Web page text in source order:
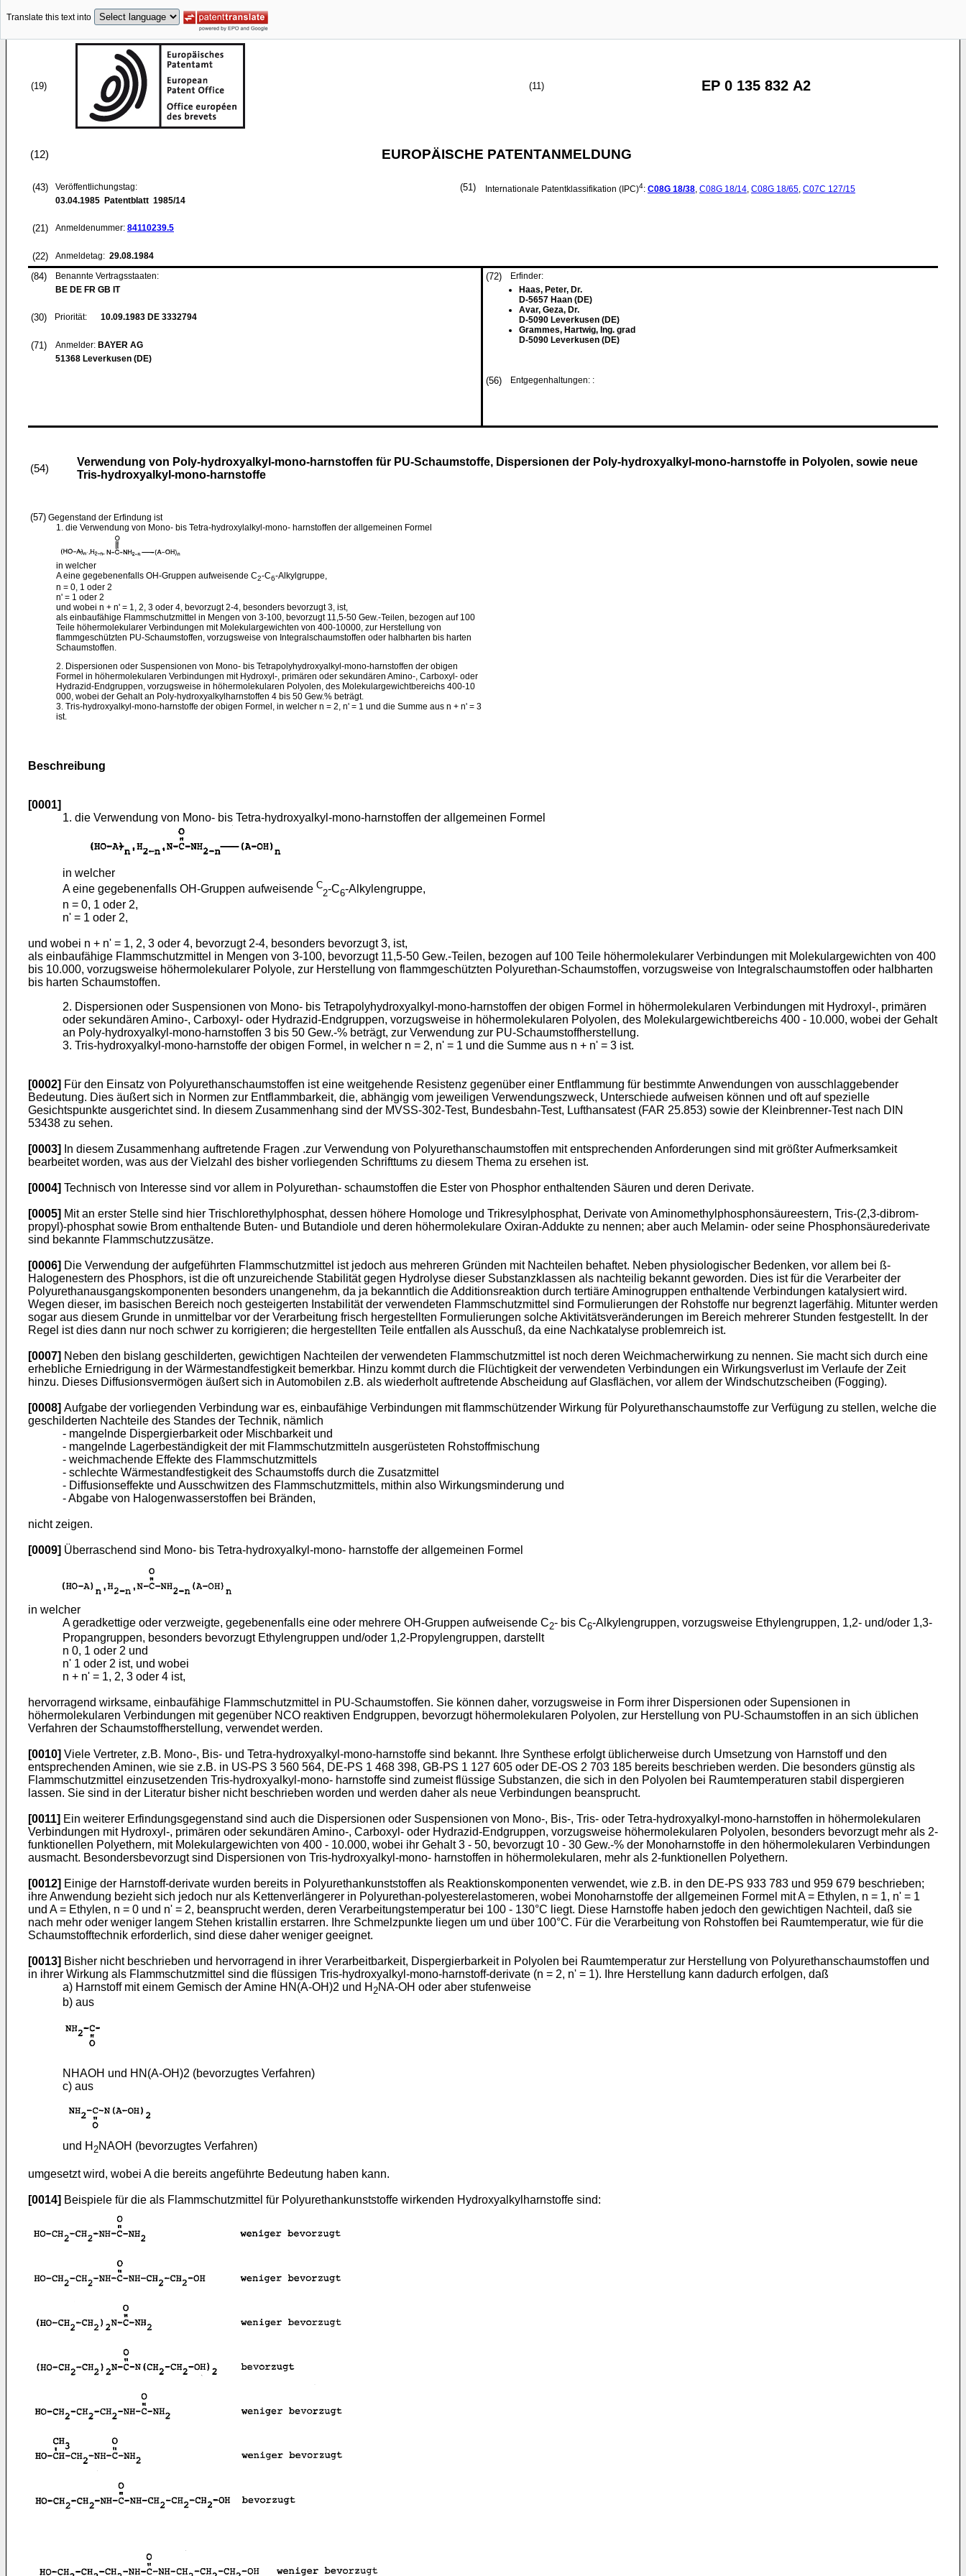
Translate this text into
(19) (11) EP 0 135 832 A2
(12) EUROPÄISCHE PATENTANMELDUNG
(43)
Veröffentlichungstag:
03.04.1985 Patentblatt 1985/14
(21) Anmeldenummer: 84110239.5
(22) Anmeldetag: 29.08.1984
(51) Internationale Patentklassifikation (IPC)4: C08G 18/38, C08G 18/14, C08G 18/65, C07C 127/15
(84)
Benannte Vertragsstaaten:
BE DE FR GB IT
(30) Priorität: 10.09.1983 DE 3332794
(71) Anmelder: BAYER AG
51368 Leverkusen (DE)
(72)
Erfinder:
Haas, Peter, Dr.
D-5657 Haan (DE)
Avar, Geza, Dr.
D-5090 Leverkusen (DE)
Grammes, Hartwig, Ing. grad
D-5090 Leverkusen (DE)
(56) Entgegenhaltungen: :
(54)
Verwendung von Poly-hydroxyalkyl-mono-harnstoffen für PU-Schaumstoffe, Dispersionen der Poly-hydroxyalkyl-mono-harnstoffe in Polyolen, sowie neue
Tris-hydroxyalkyl-mono-harnstoffe
(57) Gegenstand der Erfindung ist
1. die Verwendung von Mono- bis Tetra-hydroxylalkyl-mono- harnstoffen der allgemeinen Formel
in welcher
A eine gegebenenfalls OH-Gruppen aufweisende C2-C6-Alkylgruppe,
n = 0, 1 oder 2
n' = 1 oder 2
und wobei n + n' = 1, 2, 3 oder 4, bevorzugt 2-4, besonders bevorzugt 3, ist,
als einbaufähige Flammschutzmittel in Mengen von 3-100, bevorzugt 11,5-50 Gew.-Teilen, bezogen auf 100
Teile höhermolekularer Verbindungen mit Molekulargewichten von 400-10000, zur Herstellung von
flammgeschützten PU-Schaumstoffen, vorzugsweise von Integralschaumstoffen oder halbharten bis harten
Schaumstoffen.
2. Dispersionen oder Suspensionen von Mono- bis Tetrapolyhydroxyalkyl-mono-harnstoffen der obigen
Formel in höhermolekularen Verbindungen mit Hydroxyl-, primären oder sekundären Amino-, Carboxyl- oder
Hydrazid-Endgruppen, vorzugsweise in höhermolekularen Polyolen, des Molekulargewichtbereichs 400-10
000, wobei der Gehalt an Poly-hydroxyalkylharnstoffen 4 bis 50 Gew.% beträgt.
3. Tris-hydroxyalkyl-mono-harnstoffe der obigen Formel, in welcher n = 2, n' = 1 und die Summe aus n + n' = 3
ist.
Beschreibung
[0001]
1. die Verwendung von Mono- bis Tetra-hydroxyalkyl-mono-harnstoffen der allgemeinen Formel
in welcher
A eine gegebenenfalls OH-Gruppen aufweisende C
2-C6-Alkylengruppe,
n = 0, 1 oder 2,
n' = 1 oder 2,
und wobei n + n' = 1, 2, 3 oder 4, bevorzugt 2-4, besonders bevorzugt 3, ist,
als einbaufähige Flammschutzmittel in Mengen von 3-100, bevorzugt 11,5-50 Gew.-Teilen, bezogen auf 100 Teile höhermolekularer Verbindungen mit Molekulargewichten von 400
bis 10.000, vorzugsweise höhermolekularer Polyole, zur Herstellung von flammgeschützten Polyurethan-Schaumstoffen, vorzugsweise von Integralschaumstoffen oder halbharten
bis harten Schaumstoffen.
2. Dispersionen oder Suspensionen von Mono- bis Tetrapolyhydroxyalkyl-mono-harnstoffen der obigen Formel in höhermolekularen Verbindungen mit Hydroxyl-, primären
oder sekundären Amino-, Carboxyl- oder Hydrazid-Endgruppen, vorzugsweise in höhermolekularen Polyolen, des Molekulargewichtbereichs 400 - 10.000, wobei der Gehalt
an Poly-hydroxyalkyl-mono-harnstoffen 3 bis 50 Gew.-% beträgt, zur Verwendung zur PU-Schaumstoffherstellung.
3. Tris-hydroxyalkyl-mono-harnstoffe der obigen Formel, in welcher n = 2, n' = 1 und die Summe aus n + n' = 3 ist.
[0002] Für den Einsatz von Polyurethanschaumstoffen ist eine weitgehende Resistenz gegenüber einer Entflammung für bestimmte Anwendungen von ausschlaggebender
Bedeutung. Dies äußert sich in Normen zur Entflammbarkeit, die, abhängig vom jeweiligen Verwendungszweck, Unterschiede aufweisen können und oft auf spezielle
Gesichtspunkte ausgerichtet sind. In diesem Zusammenhang sind der MVSS-302-Test, Bundesbahn-Test, Lufthansatest (FAR 25.853) sowie der Kleinbrenner-Test nach DIN
53438 zu sehen.
[0003]
In diesem Zusammenhang auftretende Fragen .zur Verwendung von Polyurethanschaumstoffen mit entsprechenden Anforderungen sind mit größter Aufmerksamkeit
bearbeitet worden, was aus der Vielzahl des bisher vorliegenden Schrifttums zu diesem Thema zu ersehen ist.
[0004] Technisch von Interesse sind vor allem in Polyurethan- schaumstoffen die Ester von Phosphor enthaltenden Säuren und deren Derivate.
[0005] Mit an erster Stelle sind hier Trischlorethylphosphat, dessen höhere Homologe und Trikresylphosphat, Derivate von Aminomethylphosphonsäureestern, Tris-(2,3-dibrom-
propyl)-phosphat sowie Brom enthaltende Buten- und Butandiole und deren höhermolekulare Oxiran-Addukte zu nennen; aber auch Melamin- oder seine Phosphonsäurederivate
sind bekannte Flammschutzzusätze.
[0006] Die Verwendung der aufgeführten Flammschutzmittel ist jedoch aus mehreren Gründen mit Nachteilen behaftet. Neben physiologischer Bedenken, vor allem bei ß-
Halogenestern des Phosphors, ist die oft unzureichende Stabilität gegen Hydrolyse dieser Substanzklassen als nachteilig bekannt geworden. Dies ist für die Verarbeiter der
Polyurethanausgangskomponenten besonders unangenehm, da ja bekanntlich die Additionsreaktion durch tertiäre Aminogruppen enthaltende Verbindungen katalysiert wird.
Wegen dieser, im basischen Bereich noch gesteigerten Instabilität der verwendeten Flammschutzmittel sind Formulierungen der Rohstoffe nur begrenzt lagerfähig. Mitunter werden
sogar aus diesem Grunde in unmittelbar vor der Verarbeitung frisch hergestellten Formulierungen solche Aktivitätsveränderungen im Bereich mehrerer Stunden festgestellt. In der
Regel ist dies dann nur noch schwer zu korrigieren; die hergestellten Teile entfallen als Ausschuß, da eine Nachkatalyse problemreich ist.
[0007] Neben den bislang geschilderten, gewichtigen Nachteilen der verwendeten Flammschutzmittel ist noch deren Weichmacherwirkung zu nennen. Sie macht sich durch eine
erhebliche Erniedrigung in der Wärmestandfestigkeit bemerkbar. Hinzu kommt durch die Flüchtigkeit der verwendeten Verbindungen ein Wirkungsverlust im Verlaufe der Zeit
hinzu. Dieses Diffusionsvermögen äußert sich in Automobilen z.B. als wiederholt auftretende Abscheidung auf Glasflächen, vor allem der Windschutzscheiben (Fogging).
[0008] Aufgabe der vorliegenden Verbindung war es, einbaufähige Verbindungen mit flammschützender Wirkung für Polyurethanschaumstoffe zur Verfügung zu stellen, welche die
geschilderten Nachteile des Standes der Technik, nämlich
- mangelnde Dispergierbarkeit oder Mischbarkeit und
- mangelnde Lagerbeständigkeit der mit Flammschutzmitteln ausgerüsteten Rohstoffmischung
- weichmachende Effekte des Flammschutzmittels
- schlechte Wärmestandfestigkeit des Schaumstoffs durch die Zusatzmittel
- Diffusionseffekte und Ausschwitzen des Flammschutzmittels, mithin also Wirkungsminderung und
- Abgabe von Halogenwasserstoffen bei Bränden,
nicht zeigen.
[0009] Überraschend sind Mono- bis Tetra-hydroxyalkyl-mono- harnstoffe der allgemeinen Formel
in welcher
A geradkettige oder verzweigte, gegebenenfalls eine oder mehrere OH-Gruppen aufweisende C2- bis C6-Alkylengruppen, vorzugsweise Ethylengruppen, 1,2- und/oder 1,3-
Propangruppen, besonders bevorzugt Ethylengruppen und/oder 1,2-Propylengruppen, darstellt
n 0, 1 oder 2 und
n' 1 oder 2 ist, und wobei
n + n' = 1, 2, 3 oder 4 ist,
hervorragend wirksame, einbaufähige Flammschutzmittel in PU-Schaumstoffen. Sie können daher, vorzugsweise in Form ihrer Dispersionen oder Supensionen in
höhermolekularen Verbindungen mit gegenüber NCO reaktiven Endgruppen, bevorzugt höhermolekularen Polyolen, zur Herstellung von PU-Schaumstoffen in an sich üblichen
Verfahren der Schaumstoffherstellung, verwendet werden.
[0010] Viele Vertreter, z.B. Mono-, Bis- und Tetra-hydroxyalkyl-mono-harnstoffe sind bekannt. Ihre Synthese erfolgt üblicherweise durch Umsetzung von Harnstoff und den
entsprechenden Aminen, wie sie z.B. in US-PS 3 560 564, DE-PS 1 468 398, GB-PS 1 127 605 oder DE-OS 2 703 185 bereits beschrieben werden. Die besonders günstig als
Flammschutzmittel einzusetzenden Tris-hydroxyalkyl-mono- harnstoffe sind zumeist flüssige Substanzen, die sich in den Polyolen bei Raumtemperaturen stabil dispergieren
lassen. Sie sind in der Literatur bisher nicht beschrieben worden und werden daher als neue Verbindungen beansprucht.
[0011] Ein weiterer Erfindungsgegenstand sind auch die Dispersionen oder Suspensionen von Mono-, Bis-, Tris- oder Tetra-hydroxyalkyl-mono-harnstoffen in höhermolekularen
Verbindungen mit Hydroxyl-, primären oder sekundären Amino-, Carboxyl- oder Hydrazid-Endgruppen, vorzugsweise höhermolekularen Polyolen, besonders bevorzugt mehr als 2-
funktionellen Polyethern, mit Molekulargewichten von 400 - 10.000, wobei ihr Gehalt 3 - 50, bevorzugt 10 - 30 Gew.-% der Monoharnstoffe in den höhermolekularen Verbindungen
ausmacht. Besondersbevorzugt sind Dispersionen von Tris-hydroxyalkyl-mono- harnstoffen in höhermolekularen, mehr als 2-funktionellen Polyethern.
[0012] Einige der Harnstoff-derivate wurden bereits in Polyurethankunststoffen als Reaktionskomponenten verwendet, wie z.B. in den DE-PS 933 783 und 959 679 beschrieben;
ihre Anwendung bezieht sich jedoch nur als Kettenverlängerer in Polyurethan-polyesterelastomeren, wobei Monoharnstoffe der allgemeinen Formel mit A = Ethylen, n = 1, n' = 1
und A = Ethylen, n = 0 und n' = 2, beansprucht werden, deren Verarbeitungstemperatur bei 100 - 130°C liegt. Diese Harnstoffe haben jedoch den gewichtigen Nachteil, daß sie
nach mehr oder weniger langem Stehen kristallin erstarren. Ihre Schmelzpunkte liegen um und über 100°C. Für die Verarbeitung von Rohstoffen bei Raumtemperatur, wie für die
Schaumstofftechnik erforderlich, sind diese daher weniger geeignet.
[0013] Bisher nicht beschrieben und hervorragend in ihrer Verarbeitbarkeit, Dispergierbarkeit in Polyolen bei Raumtemperatur zur Herstellung von Polyurethanschaumstoffen und
in ihrer Wirkung als Flammschutzmittel sind die flüssigen Tris-hydroxyalkyl-mono-harnstoff-derivate (n = 2, n' = 1). Ihre Herstellung kann dadurch erfolgen, daß
a) Harnstoff mit einem Gemisch der Amine HN(A-OH)2 und H 2NA-OH oder aber stufenweise
b) aus
NHAOH und HN(A-OH)2 (bevorzugtes Verfahren)
c) aus
und H 2NAOH (bevorzugtes Verfahren)
umgesetzt wird, wobei A die bereits angeführte Bedeutung haben kann.
[0014] Beispiele für die als Flammschutzmittel für Polyurethankunststoffe wirkenden Hydroxyalkylharnstoffe sind: